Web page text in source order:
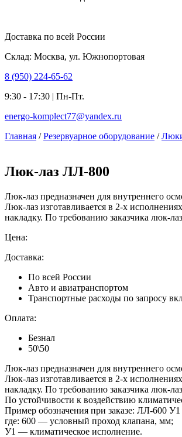
Доставка по всей России
Склад: Москва, ул. Южнопортовая
8 (950) 224-65-62
9:30 - 17:30 | Пн-Пт.
energo-komplect77@yandex.ru
Главная /Резервуарное оборудование /
Люк-лаз ЛЛ-800
Люк-лаз предназначен для внутреннего
Люк-лаз изготавливается в 2-х
накладку. По требованию заказчика люк-
Цена:
Доставка:
По всей России
Авто и авиатранспортом
Транспортные расходы по запросу
Оплата:
Безнал
50\50
Люк-лаз предназначен для внутреннего
Люк-лаз изготавливается в 2-х
накладку. По требованию заказчика люк-
По устойчивости к воздействию
Пример обозначения при заказе: ЛЛ-600
где: 600 — условный проход клапана, мм;
У1 — климатическое исполнение.